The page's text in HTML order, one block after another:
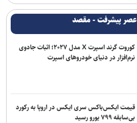
عصر پیشرفت - مقصد
کوروت گرند اسپرت X مدل ۲۰۲۷؛ اثبات جادوی
نرم‌افزار در دنیای خودروهای اسپرت
قیمت ایکس‌باکس سری ایکس در اروپا به رکورد
بی‌سابقه ۷۹۹ یورو رسید